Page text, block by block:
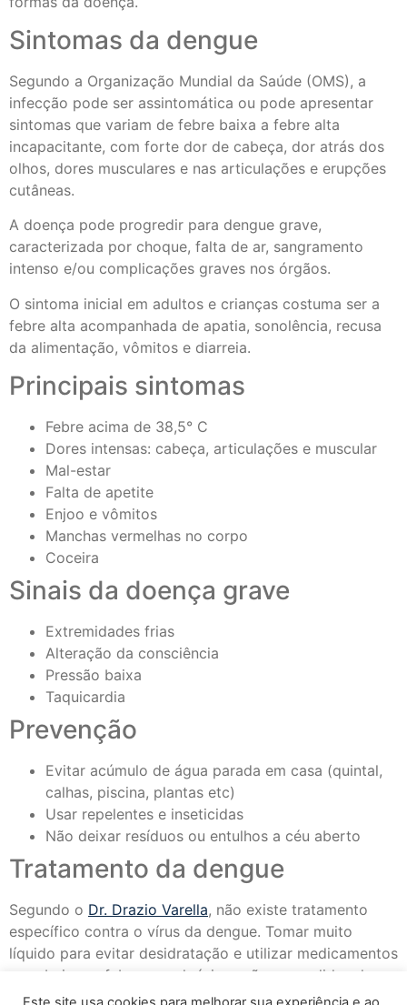
Sintomas da dengue
Segundo a Organização Mundial da Saúde (OMS), a
infecção pode ser assintomática ou pode apresentar
sintomas que variam de febre baixa a febre alta
incapacitante, com forte dor de cabeça, dor atrás dos
olhos, dores musculares e nas articulações e erupções
cutâneas.
A doença pode progredir para dengue grave,
caracterizada por choque, falta de ar, sangramento
intenso e/ou complicações graves nos órgãos.
O sintoma inicial em adultos e crianças costuma ser a
febre alta acompanhada de apatia, sonolência, recusa
da alimentação, vômitos e diarreia.
Principais sintomas
Febre acima de 38,5° C
Dores intensas: cabeça, articulações e muscular
Mal-estar
Falta de apetite
Enjoo e vômitos
Manchas vermelhas no corpo
Coceira
Sinais da doença grave
Extremidades frias
Alteração da consciência
Pressão baixa
Taquicardia
Prevenção
Evitar acúmulo de água parada em casa (quintal,
calhas, piscina, plantas etc)
Usar repelentes e inseticidas
Não deixar resíduos ou entulhos a céu aberto
Tratamento da dengue
Segundo o Dr. Drazio Varella, não existe tratamento
específico contra o vírus da dengue. Tomar muito
líquido para evitar desidratação e utilizar medicamentos
para baixar a febre e analgésicos são as medidas de
rotina para aliviar os sintomas.